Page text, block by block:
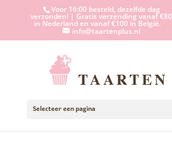
Voor 16:00 besteld, dezelfde dag
verzonden! | Gratis verzending vanaf €80
in Nederland en vanaf €100 in België.
info@taartenplus.nl
Selecteer een pagina